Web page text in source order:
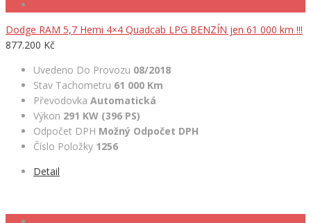
Dodge RAM 5,7 Hemi 4×4 Quadcab LPG BENZÍN jen 61 000 km !!!
877.200 Kč
Uvedeno Do Provozu 08/2018
Stav Tachometru 61 000 Km
Převodovka Automatická
Výkon 291 KW (396 PS)
Odpočet DPH Možný Odpočet DPH
Číslo Položky 1256
Detail